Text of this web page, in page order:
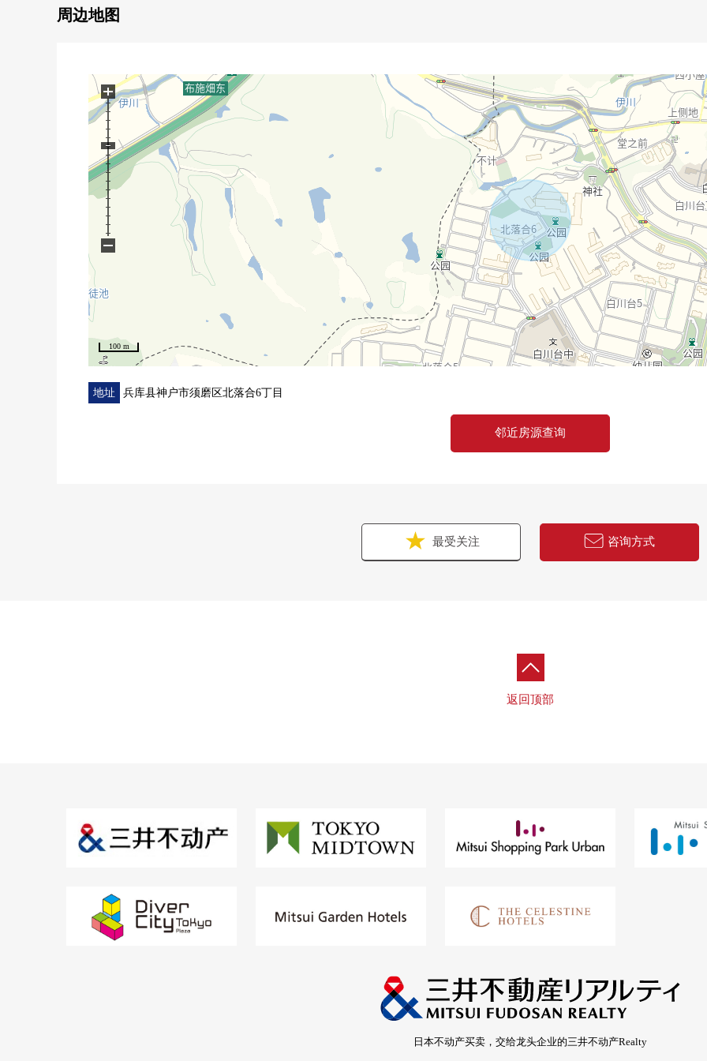
周边地图
100 m
+
−
地址 兵库县神户市须磨区北落合6丁目
邻近房源查询
最受关注 咨询方式
返回顶部
日本不动产买卖，交给龙头企业的三井不动产Realty